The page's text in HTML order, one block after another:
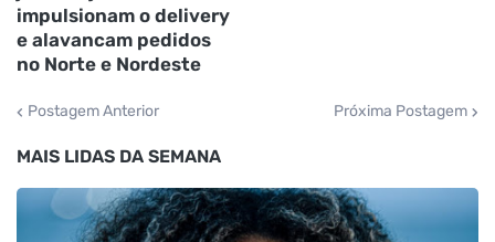
impulsionam o delivery
e alavancam pedidos
no Norte e Nordeste
Postagem Anterior Próxima Postagem
MAIS LIDAS DA SEMANA